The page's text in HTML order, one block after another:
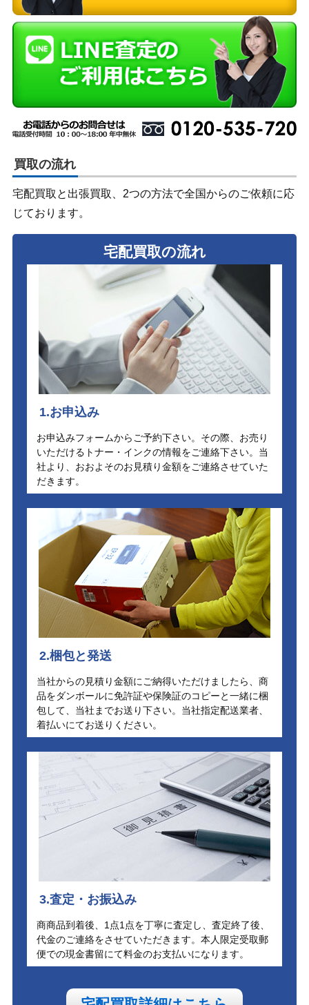
買取の流れ
宅配買取と出張買取、2つの方法で全国からのご依頼に応
じております。
宅配買取の流れ
1.お申込み
お申込みフォームからご予約下さい。その際、お売り
いただけるトナー・インクの情報をご連絡下さい。当
社より、おおよそのお見積り金額をご連絡させていた
だきます。
2.梱包と発送
当社からの見積り金額にご納得いただけましたら、商
品をダンボールに免許証や保険証のコピーと一緒に梱
包して、当社までお送り下さい。当社指定配送業者、
着払いにてお送りください。
3.査定・お振込み
商商品到着後、1点1点を丁寧に査定し、査定終了後、
代金のご連絡をさせていただきます。本人限定受取郵
便での現金書留にて料金のお支払いになります。